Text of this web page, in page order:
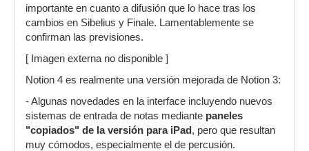
importante en cuanto a difusión que lo hace tras los
cambios en Sibelius y Finale. Lamentablemente se
confirman las previsiones.
[ Imagen externa no disponible ]
Notion 4 es realmente una versión mejorada de Notion 3:
- Algunas novedades en la interface incluyendo nuevos
sistemas de entrada de notas mediante paneles
"copiados" de la versión para iPad , pero que resultan
muy cómodos, especialmente el de percusión.